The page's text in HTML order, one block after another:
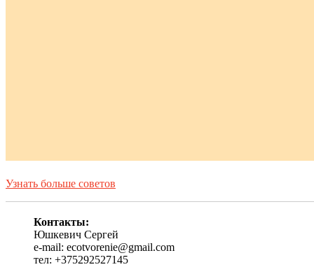
Узнать больше советов
Контакты:
Юшкевич Сергей
e-mail: ecotvorenie@gmail.com
тел: +375292527145